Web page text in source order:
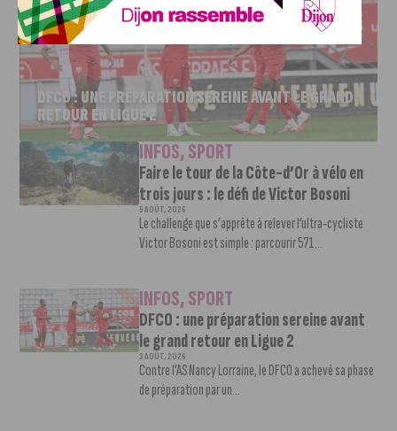
DFCO : UNE PRÉPARATION SEREINE AVANT LE GRAND
RETOUR EN LIGUE 2
INFOS,SPORT
Faire le tour de la Côte-d’Or à vélo en
trois jours : le défi de Victor Bosoni
5 AOÛT, 2026
Le challenge que s’apprête à relever l’ultra-cycliste
Victor Bosoni est simple : parcourir 571...
INFOS,SPORT
DFCO : une préparation sereine avant
le grand retour en Ligue 2
3 AOÛT, 2026
Contre l’AS Nancy Lorraine, le DFCO a achevé sa phase
de préparation par un...